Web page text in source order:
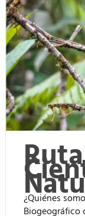
¿Quiénes
Biogeográfico